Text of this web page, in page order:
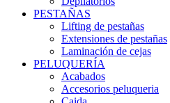
PESTAÑAS
Lifting de pestañas
Extensiones de pestañas
Laminación de cejas
PELUQUERÍA
Acabados
Accesorios peluqueria